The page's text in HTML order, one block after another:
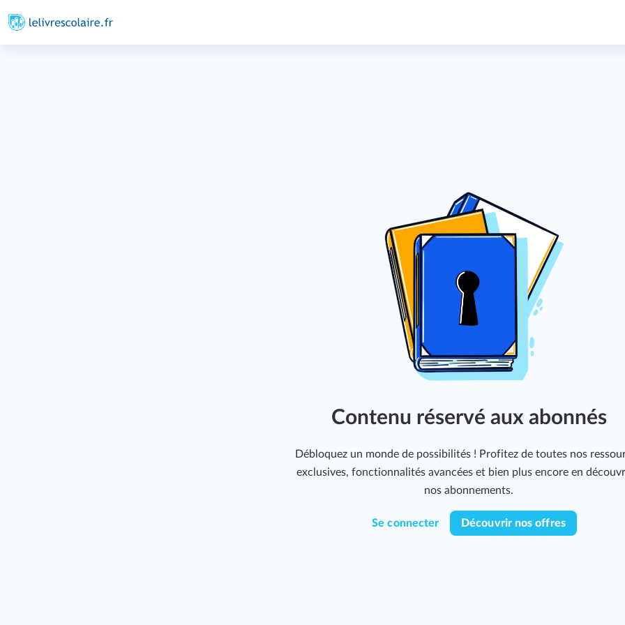
Contenu réservé aux abonnés
Débloquez un monde de possibilités ! Profitez de toutes nos
exclusives, fonctionnalités avancées et bien plus encore en
nos abonnements.
Se connecter Découvrir nos offres